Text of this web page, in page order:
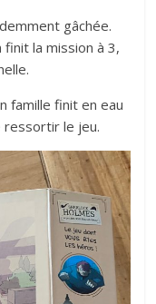
gâchée.
la mission à 3,
famille finit en eau
ressortir le jeu.